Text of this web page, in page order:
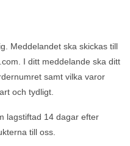
Meddelandet ska skickas till
. I ditt meddelande ska ditt
samt vilka varor
och tydligt.
lagstiftad 14 dagar efter
till oss.